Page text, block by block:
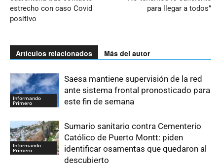
estrecho con caso Covid
positivo
para llegar a todos”
Artículos relacionados Más del autor
Informando
Primero
Saesa mantiene supervisión de la red
ante sistema frontal pronosticado para
este fin de semana
Informando
Primero
Sumario sanitario contra Cementerio
Católico de Puerto Montt: piden
identificar osamentas que quedaron al
descubierto